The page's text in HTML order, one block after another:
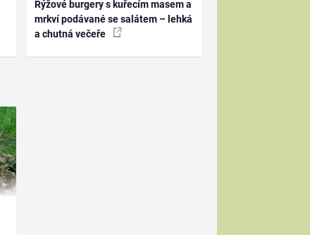
Rýžové burgery s kuřecím masem a
mrkví podávané se salátem – lehká
a chutná večeře